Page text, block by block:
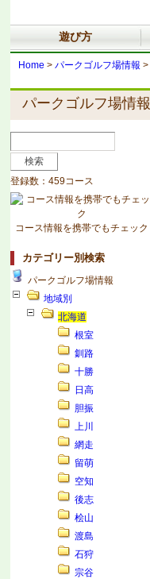
遊び方
Home > パークゴルフ場情報 >
パークゴルフ場情報
登録数：459コース
コース情報を携帯でもチェック
カテゴリー別検索
パークゴルフ場情報
地域別
北海道
根室
釧路
十勝
日高
胆振
上川
網走
留萌
空知
後志
桧山
渡島
石狩
宗谷